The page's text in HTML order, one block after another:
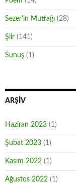
Sezer'in Mutfağı (28)
Şiir (141)
Sunuş (1)
ARŞIV
Haziran 2023 (1)
Şubat 2023 (1)
Kasım 2022 (1)
Ağustos 2022 (1)